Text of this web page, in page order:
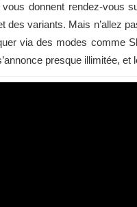
donnent rendez-vous
variants. Mais n’allez
via des modes comme
presque illimitée,